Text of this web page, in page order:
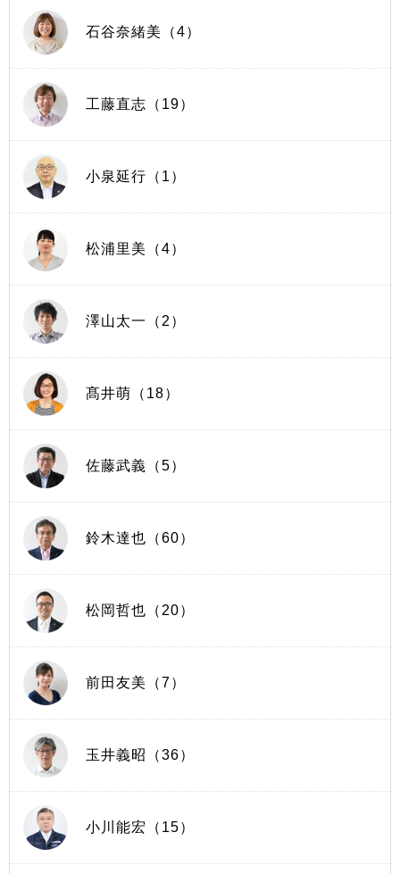
石谷奈緒美（4）
工藤直志（19）
小泉延行（1）
松浦里美（4）
澤山太一（2）
髙井萌（18）
佐藤武義（5）
鈴木達也（60）
松岡哲也（20）
前田友美（7）
玉井義昭（36）
小川能宏（15）